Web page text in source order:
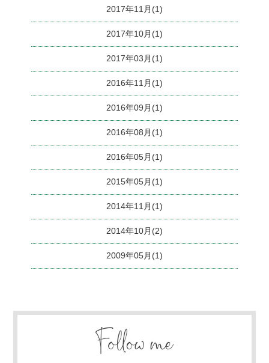
2017年11月(1)
2017年10月(1)
2017年03月(1)
2016年11月(1)
2016年09月(1)
2016年08月(1)
2016年05月(1)
2015年05月(1)
2014年11月(1)
2014年10月(2)
2009年05月(1)